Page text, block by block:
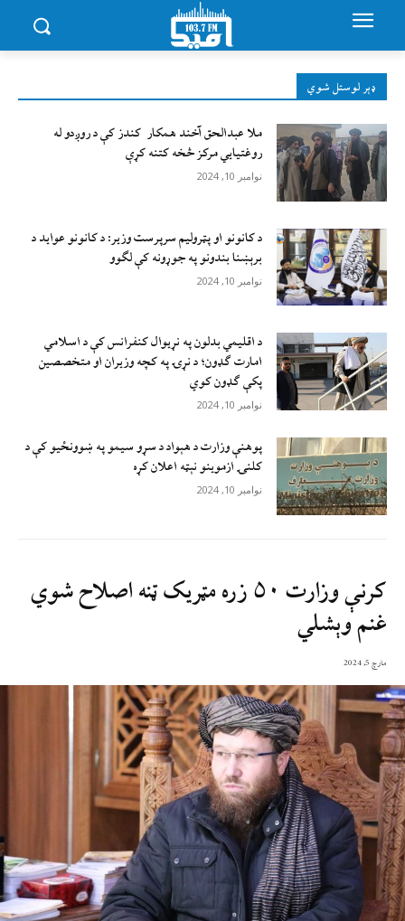
ډېر لوستل شوي
ملا عبدالحق آخند همکار کندز کې د روږدو له
روغتیایي مرکز څخه کتنه کړې
نوامبر 10, 2024
د کانونو او پټرولیم سرپرست وزیر: د کانونو عواید د
برېښنا بندونو په جوړونه کې لګوو
نوامبر 10, 2024
د اقليمي بدلون په نړيوال کنفرانس کې د اسلامي
امارت ګډون؛ د نړۍ په کچه وزيران او متخصصين
پکې ګډون کوي
نوامبر 10, 2024
پوهنې وزارت د هېواد د سړو سيمو په ښوونځيو کې د
کلنۍ ازموينو نېټه اعلان کړه
نوامبر 10, 2024
کرنې وزارت ۵۰ زره مټریک ټنه اصلاح شوي
غنم وېشلي
مارچ 5, 2024